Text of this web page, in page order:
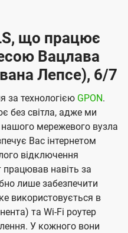
що працює
Вацлава
Лепсе), 6/7
за технологією GPON.
без світла, адже ми
мережевого вузла
Вас інтернетом
відключення
працював навіть за
лише забезпечити
використовується в
та Wi-Fi роутер
У кожного вони